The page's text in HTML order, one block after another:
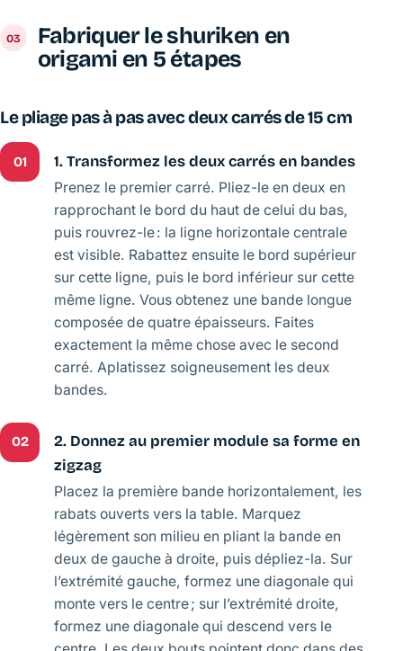
Fabriquer le shuriken en
origami en 5 étapes
Le pliage pas à pas avec deux carrés de 15 cm
01 1. Transformez les deux carrés en bandes
Prenez le premier carré. Pliez-le en deux en
rapprochant le bord du haut de celui du bas,
puis rouvrez-le : la ligne horizontale centrale
est visible. Rabattez ensuite le bord supérieur
sur cette ligne, puis le bord inférieur sur cette
même ligne. Vous obtenez une bande longue
composée de quatre épaisseurs. Faites
exactement la même chose avec le second
carré. Aplatissez soigneusement les deux
bandes.
02
2. Donnez au premier module sa forme en
zigzag
Placez la première bande horizontalement, les
rabats ouverts vers la table. Marquez
légèrement son milieu en pliant la bande en
deux de gauche à droite, puis dépliez-la. Sur
l’extrémité gauche, formez une diagonale qui
monte vers le centre ; sur l’extrémité droite,
formez une diagonale qui descend vers le